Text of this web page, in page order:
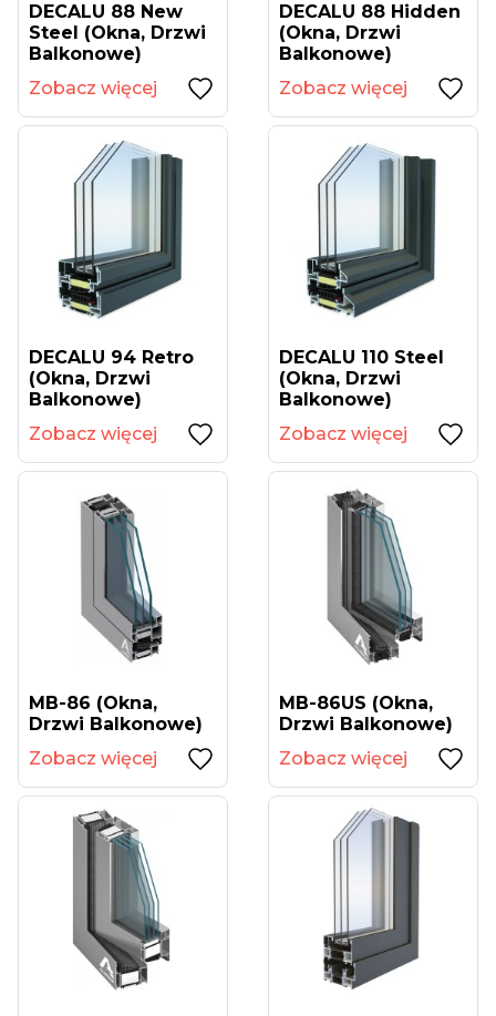
DECALU 88 New
Steel (okna, Drzwi
Balkonowe)
Zobacz więcej
DECALU 88 Hidden
(okna, Drzwi
Balkonowe)
Zobacz więcej
DECALU 94 Retro
(okna, Drzwi
Balkonowe)
Zobacz więcej
DECALU 110 Steel
(okna, Drzwi
Balkonowe)
Zobacz więcej
MB-86 (okna,
Drzwi Balkonowe)
Zobacz więcej
MB-86US (okna,
Drzwi Balkonowe)
Zobacz więcej